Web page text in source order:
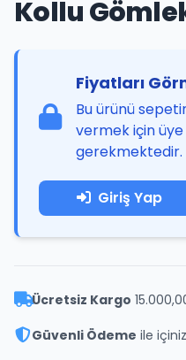
Kollu
Fiyatları
Bu ürünü
vermek için üye
gerekmektedir.
Giriş Yap
Ücretsiz Kargo
Güvenli Ödeme ile